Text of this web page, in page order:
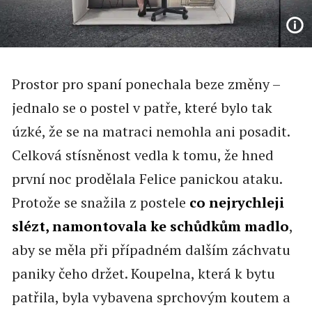
Prostor pro spaní ponechala beze změny –
jednalo se o postel v patře, které bylo tak
úzké, že se na matraci nemohla ani posadit.
Celková stísněnost vedla k tomu, že hned
první noc prodělala Felice panickou ataku.
Protože se snažila z postele co nejrychleji
slézt, namontovala ke schůdkům madlo,
aby se měla při případném dalším záchvatu
paniky čeho držet. Koupelna, která k bytu
patřila, byla vybavena sprchovým koutem a